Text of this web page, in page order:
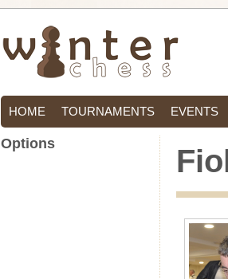
HOME TOURNAMENTS EVENTS
Options